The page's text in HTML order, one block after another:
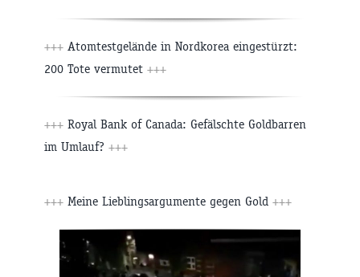
+++ Atomtestgelände in Nordkorea eingestürzt:
200 Tote vermutet +++
+++ Royal Bank of Canada: Gefälschte Goldbarren
im Umlauf? +++
+++ Meine Lieblingsargumente gegen Gold +++